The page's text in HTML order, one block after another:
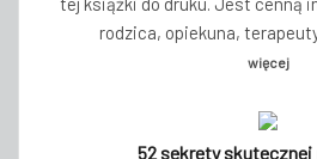
rodzica, opiekuna,
więcej
52 sekrety skutecznej